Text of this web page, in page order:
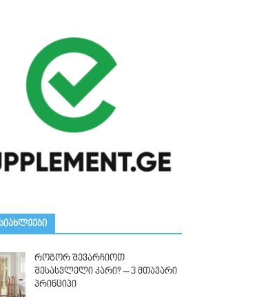
როგორ შევარჩიოთ
შესასვლელი კარი? – 3 მთავარი
პრინციპი